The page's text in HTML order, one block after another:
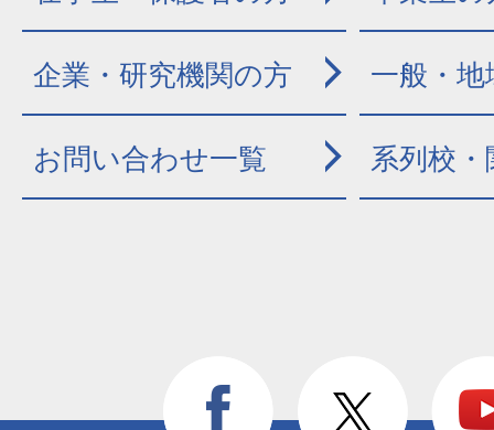
企業・研究機関の方 一般・地
お問い合わせ一覧 系列校